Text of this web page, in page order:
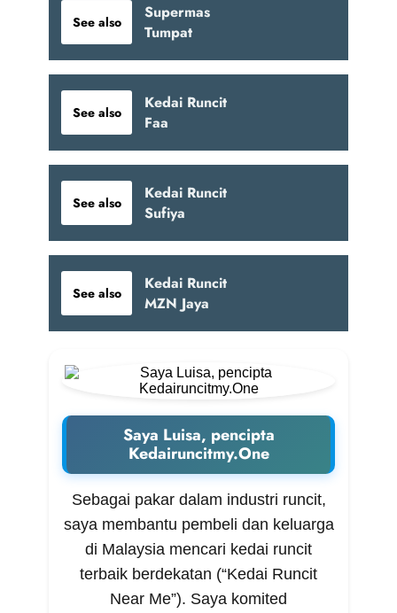
See also
Supermas
Tumpat
See also
Kedai Runcit
Faa
See also
Kedai Runcit
Sufiya
See also
Kedai Runcit
MZN Jaya
Saya Luisa, pencipta
Kedairuncitmy.One
Sebagai pakar dalam industri runcit,
saya membantu pembeli dan keluarga
di Malaysia mencari kedai runcit
terbaik berdekatan (“Kedai Runcit
Near Me”). Saya komited